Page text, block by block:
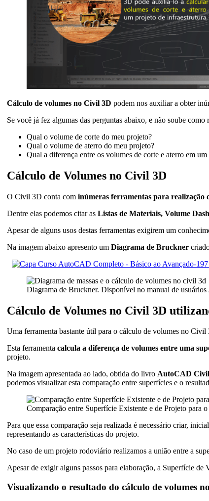
Cálculo de volumes no Civil 3D podem nos auxiliar a obter
Se você já fez algumas das perguntas abaixo, e não soube
Qual o volume de corte do meu projeto?
Qual o volume de aterro do meu projeto?
Qual a diferença entre os volumes de corte e aterro em
Cálculo de Volumes no Civil 3D
O Civil 3D conta cominúmeras ferramentas para realização
Dentre elas podemos citar asListas de Materiais, Volume
Apesar de alguns usos destas ferramentas exigirem um
Na imagem abaixo apresento umDiagrama de Bruckner
Diagrama de Bruckner. Disponível no manual de usuários
Cálculo de Volumes no Civil 3D
Uma ferramenta bastante útil para o cálculo de volumes no
Esta ferramentacalcula a diferença de volumes entre uma
projeto.
Na imagem apresentada ao lado, obtida do livroAutoCAD Civil
podemos visualizar esta comparação entre superfícies e o
Comparação entre Superfície Existente e de Projeto para
Para que essa comparação seja realizada é necessário criar,
representando as características do projeto.
No caso de um projeto rodoviário realizamos a união entre a
Apesar de exigir alguns passos para elaboração, a Superfície
Visualizando o resultado do cálculo de volumes